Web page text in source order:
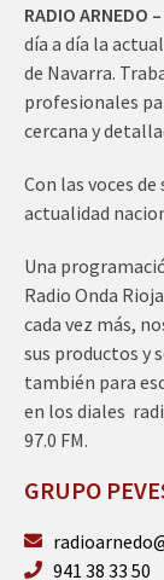
RADIO ARNEDO
día a día la
de Navarra.
profesionales
cercana y
Con las voces
actualidad
Una
Radio Onda
cada vez más,
sus productos y
también para
en los diales
97.0 FM.
GRUPO
941 38 33 50